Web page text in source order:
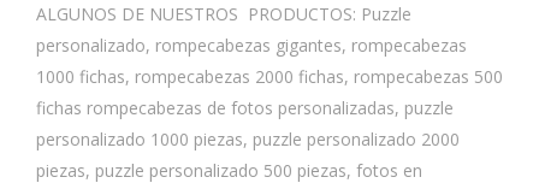
ALGUNOS DE NUESTROS PRODUCTOS: Puzzle
personalizado, rompecabezas gigantes, rompecabezas
1000 fichas, rompecabezas 2000 fichas, rompecabezas 500
fichas rompecabezas de fotos personalizadas, puzzle
personalizado 1000 piezas, puzzle personalizado 2000
piezas, puzzle personalizado 500 piezas, fotos en